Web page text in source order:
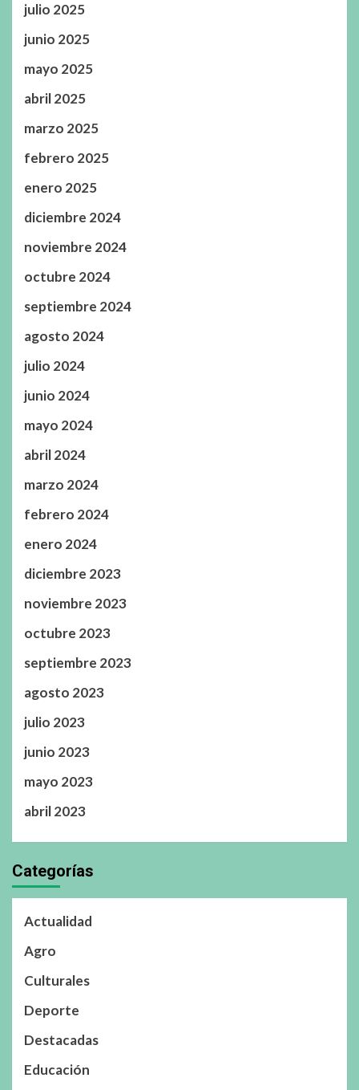
julio 2025
junio 2025
mayo 2025
abril 2025
marzo 2025
febrero 2025
enero 2025
diciembre 2024
noviembre 2024
octubre 2024
septiembre 2024
agosto 2024
julio 2024
junio 2024
mayo 2024
abril 2024
marzo 2024
febrero 2024
enero 2024
diciembre 2023
noviembre 2023
octubre 2023
septiembre 2023
agosto 2023
julio 2023
junio 2023
mayo 2023
abril 2023
Categorías
Actualidad
Agro
Culturales
Deporte
Destacadas
Educación